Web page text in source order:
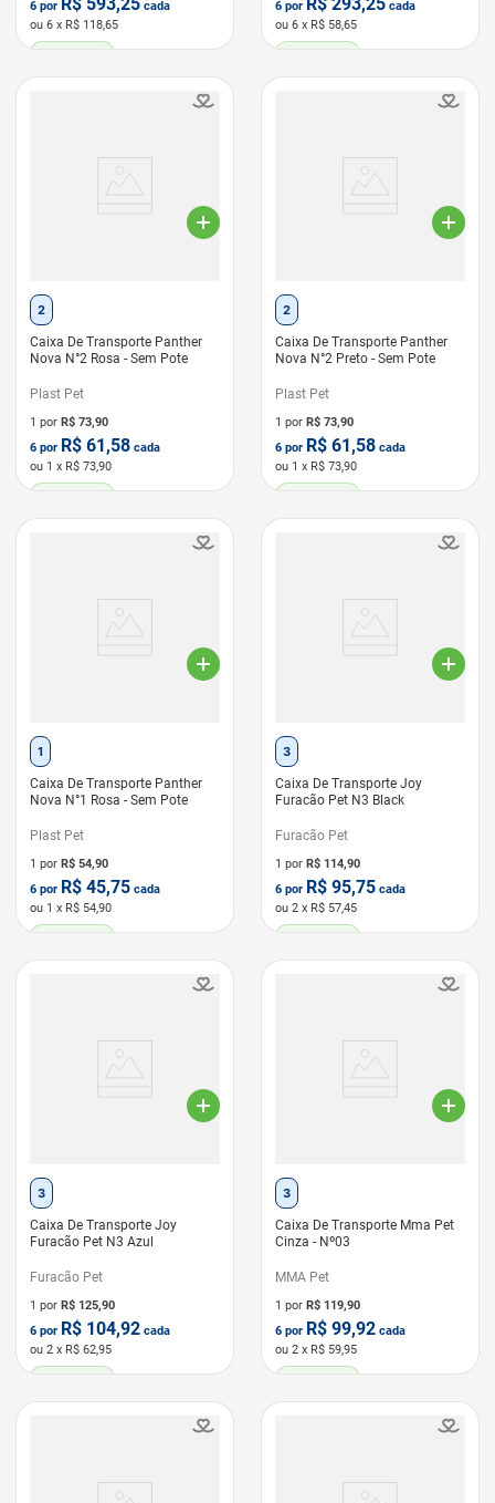
6 por R$ 593,25 cada
ou 6 x R$ 118,65
6 por R$ 293,25 cada
ou 6 x R$ 58,65
2
Caixa De Transporte Panther
Nova N°2 Rosa - Sem Pote
Plast Pet
1 por R$ 73,90
6 por R$ 61,58 cada
ou 1 x R$ 73,90
2
Caixa De Transporte Panther
Nova N°2 Preto - Sem Pote
Plast Pet
1 por R$ 73,90
6 por R$ 61,58 cada
ou 1 x R$ 73,90
1
Caixa De Transporte Panther
Nova N°1 Rosa - Sem Pote
Plast Pet
1 por R$ 54,90
6 por R$ 45,75 cada
ou 1 x R$ 54,90
3
Caixa De Transporte Joy
Furacão Pet N3 Black
Furacão Pet
1 por R$ 114,90
6 por R$ 95,75 cada
ou 2 x R$ 57,45
3
Caixa De Transporte Joy
Furacão Pet N3 Azul
Furacão Pet
1 por R$ 125,90
6 por R$ 104,92 cada
ou 2 x R$ 62,95
3
Caixa De Transporte Mma Pet
Cinza - Nº03
MMA Pet
1 por R$ 119,90
6 por R$ 99,92 cada
ou 2 x R$ 59,95